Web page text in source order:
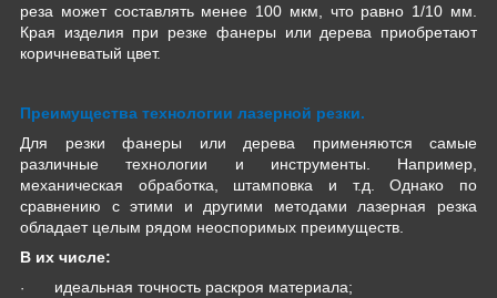
реза может составлять менее 100 мкм, что равно 1/10 мм.
Края изделия при резке фанеры или дерева приобретают
коричневатый цвет.
Преимущества технологии лазерной резки.
Для резки фанеры или дерева применяются самые
различные технологии и инструменты. Например,
механическая обработка, штамповка и т.д. Однако по
сравнению с этими и другими методами лазерная резка
обладает целым рядом неоспоримых преимуществ.
В их числе:
· идеальная точность раскроя материала;